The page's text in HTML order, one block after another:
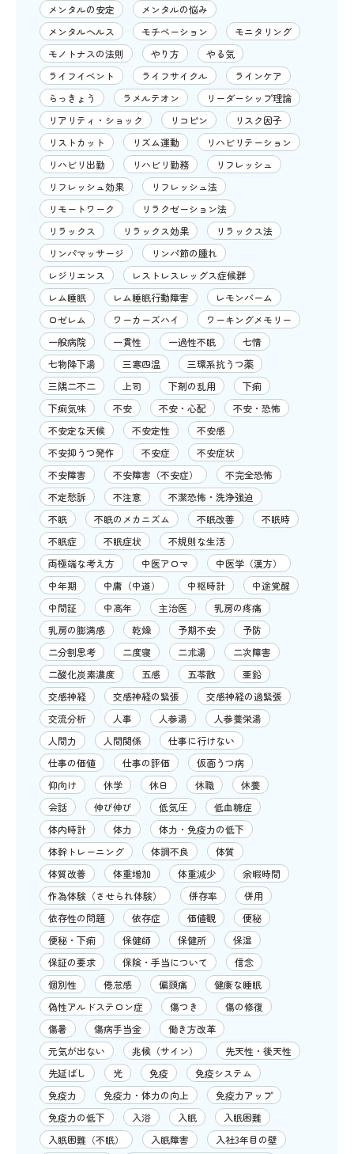
メンタルの安定
メンタルの悩み
メンタルヘルス
モチベーション
モニタリング
モノトナスの法則
やり方
やる気
ライフイベント
ライフサイクル
ラインケア
らっきょう
ラメルテオン
リーダーシップ理論
リアリティ・ショック
リコピン
リスク因子
リストカット
リズム運動
リハビリテーション
リハビリ出勤
リハビリ勤務
リフレッシュ
リフレッシュ効果
リフレッシュ法
リモートワーク
リラクゼーション法
リラックス
リラックス効果
リラックス法
リンパマッサージ
リンパ節の腫れ
レジリエンス
レストレスレッグス症候群
レム睡眠
レム睡眠行動障害
レモンバーム
ロゼレム
ワーカーズハイ
ワーキングメモリー
一般病院
一貫性 一過性不眠
七情
七物降下湯
三寒四温
三環系抗うつ薬
三隅二不二
上司 下剤の乱用
下痢
下痢気味
不安 不安・心配
不安・恐怖
不安定な天候
不安定性
不安感
不安抑うつ発作
不安症
不安症状
不安障害
不安障害（不安症）
不完全恐怖
不定愁訴
不注意
不潔恐怖・洗浄強迫
不眠
不眠のメカニズム 不眠改善
不眠時
不眠症
不眠症状
不規則な生活
両極端な考え方
中医アロマ
中医学（漢方）
中年期
中庸（中道） 中枢時計
中途覚醒
中間証
中高年 主治医
乳房の疼痛
乳房の膨満感
乾燥 予期不安
予防
二分割思考
二度寝 二朮湯
二次障害
二酸化炭素濃度
五感 五苓散
亜鉛
交感神経
交感神経の緊張
交感神経の過緊張
交流分析
人事 人参湯
人参養栄湯
人間力
人間関係
仕事に行けない
仕事の価値
仕事の評価
仮面うつ病
仰向け
休学 休日 休職
休養
会話
伸び伸び 低気圧
低血糖症
体内時計
体力
体力・免疫力の低下
体幹トレーニング
体調不良
体質
体質改善
体重増加 体重減少
余暇時間
作為体験（させられ体験）
併存率
併用
依存性の問題
依存症 価値観
便秘
便秘・下痢
保健師 保健所
保湿
保証の要求
保険・手当について
信念
個別性
倦怠感 偏頭痛
健康な睡眠
偽性アルドステロン症
傷つき
傷の修復
傷暑
傷病手当金
働き方改革
元気が出ない
兆候（サイン）
先天性・後天性
先延ばし
光 免疫
免疫システム
免疫力
免疫力・体力の向上
免疫力アップ
免疫力の低下
入浴 入眠
入眠困難
入眠困難（不眠）
入眠障害
入社3年目の壁